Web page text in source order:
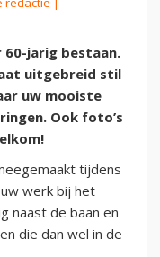
jarig bestaan.
uitgebreid stil
uw mooiste
Ook foto’s
tijdens
werk bij het
naast de baan en
die dan wel in de